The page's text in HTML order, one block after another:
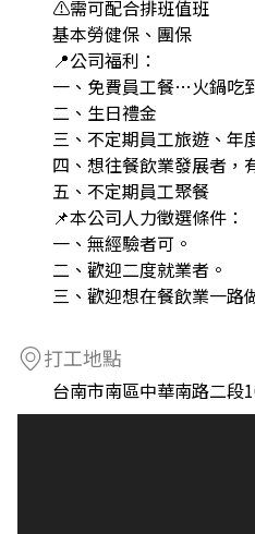
⚠️需可配合排班值班
基本勞健保、團保
📍公司福利：
一、免費員工餐…火鍋吃
二、生日禮金
三、不定期員工旅遊、年
四、想往餐飲業發展者，
五、不定期員工聚餐
📌本公司人力徵選條件：
一、無經驗者可。
二、歡迎二度就業者。
三、歡迎想在餐飲業一路
打工地點
台南市南區中華南路二段